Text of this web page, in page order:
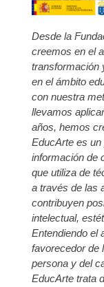
Desde la
creemos en el
transformación
en el ámbito
con nuestra
llevamos
años, hemos
EducArte es
información de
que utiliza de
a través de las
contribuyen
intelectual,
Entendiendo el
favorecedor de
persona y del
EducArte trata